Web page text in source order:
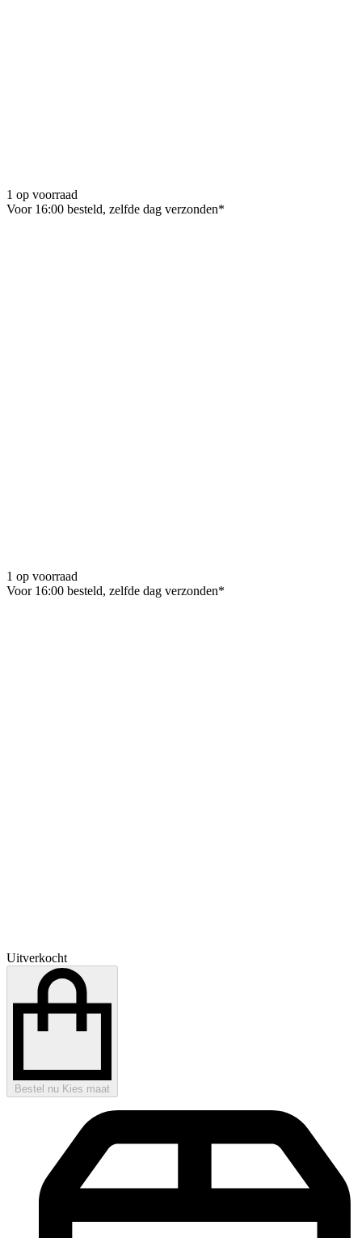
1 op voorraad
Voor 16:00 besteld, zelfde dag verzonden*
1 op voorraad
Voor 16:00 besteld, zelfde dag verzonden*
Uitverkocht
Bestel nu Kies maat